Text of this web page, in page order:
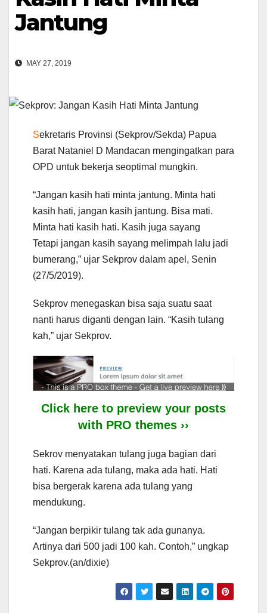
Jantung
MAY 27, 2019
Sekretaris Provinsi (Sekprov/Sekda) Papua
Barat Nataniel D Mandacan mengingatkan para
OPD untuk bekerja seoptimal mungkin.
“Jangan kasih hati minta jantung. Minta hati
kasih hati, jangan kasih jantung. Bisa mati.
Minta hati kasih hati. Kasih juga sayang
Tetapi jangan kasih sayang melimpah lalu jadi
bumerang,” ujar Sekprov dalam apel, Senin
(27/5/2019).
Sekprov menegaskan bisa saja suatu saat
nanti harus diganti dengan lain. “Kasih tulang
kah,” ujar Sekprov.
Click here to preview your posts
with PRO themes ››
Sekrov menyatakan tulang juga bagian dari
hati. Karena ada tulang, maka ada hati. Hati
bisa bergerak karena ada tulang yang
mendukung.
“Jangan berpikir tulang tak ada gunanya.
Artinya dari 500 jadi 100 kah. Contoh,” ungkap
Sekprov.(an/dixie)